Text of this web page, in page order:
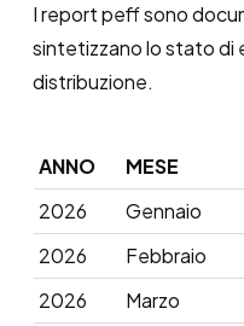
I report peff sono
sintetizzano lo stato di
distribuzione.
ANNO MESE
2026
Gennaio
2026
Febbraio
2026
Marzo